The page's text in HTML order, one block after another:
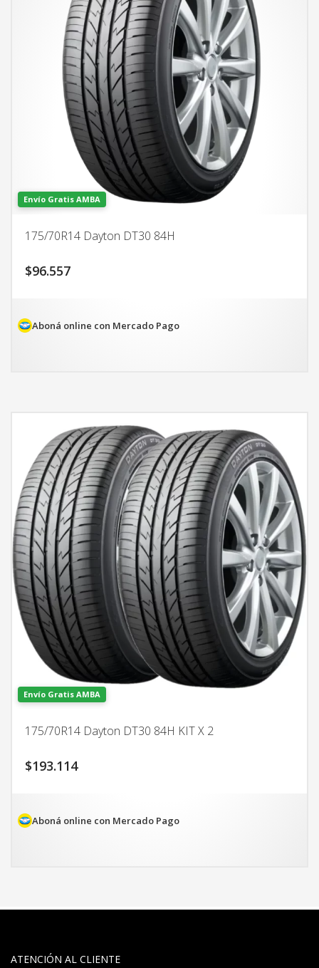
Envío Gratis AMBA
175/70R14 Dayton DT30 84H
$96.557
Aboná online con Mercado Pago
Envío Gratis AMBA
175/70R14 Dayton DT30 84H KIT X 2
$193.114
Aboná online con Mercado Pago
ATENCIÓN AL CLIENTE